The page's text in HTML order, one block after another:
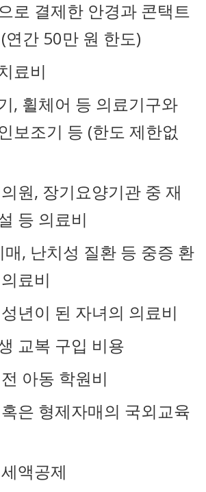
로 결제한 안경과 콘택트
연간 50만 원 한도)
료비
, 휠체어 등 의료기구와
보조기 등 (한도 제한없
원, 장기요양기관 중 재
등 의료비
매, 난치성 질환 등 중증 환
료비
년이 된 자녀의 의료비
교복 구입 비용
아동 학원비
은 형제자매의 국외교육
액공제